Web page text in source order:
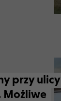
przy ulicy
Możliwe